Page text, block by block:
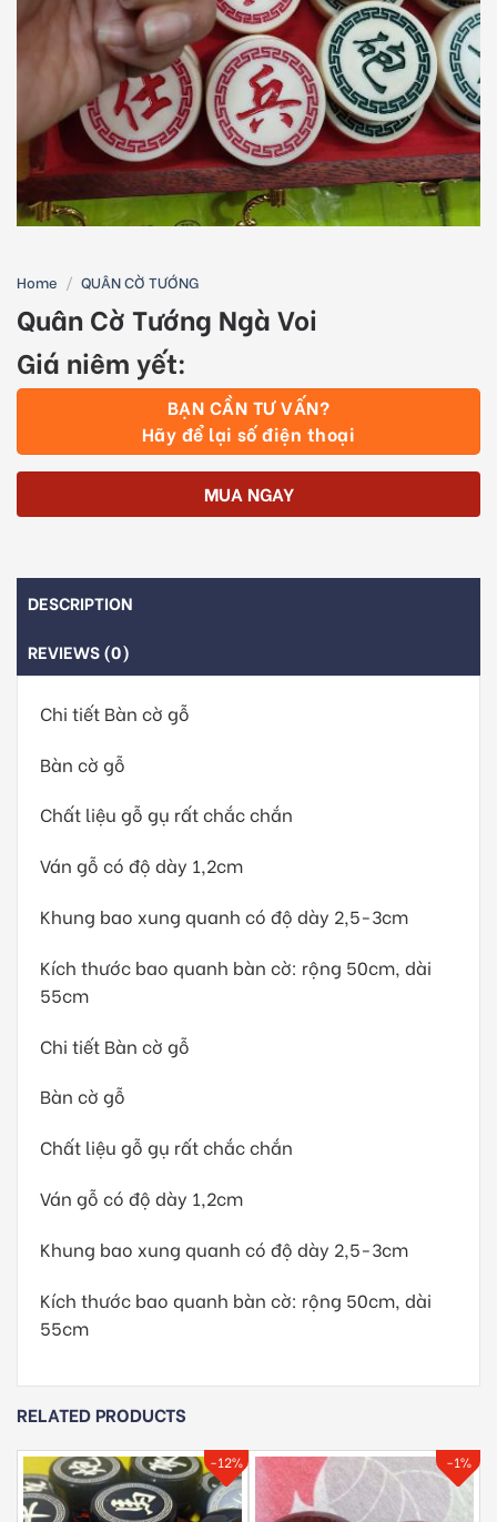
Home / QUÂN CỜ TƯỚNG
Quân Cờ Tướng Ngà Voi
Giá niêm yết:
BẠN CẦN TƯ VẤN?
Hãy để lại số điện thoại
MUA NGAY
DESCRIPTION
REVIEWS (0)
Chi tiết Bàn cờ gỗ
Bàn cờ gỗ
Chất liệu gỗ gụ rất chắc chắn
Ván gỗ có độ dày 1,2cm
Khung bao xung quanh có độ dày 2,5-3cm
Kích thước bao quanh bàn cờ: rộng 50cm, dài
55cm
Chi tiết Bàn cờ gỗ
Bàn cờ gỗ
Chất liệu gỗ gụ rất chắc chắn
Ván gỗ có độ dày 1,2cm
Khung bao xung quanh có độ dày 2,5-3cm
Kích thước bao quanh bàn cờ: rộng 50cm, dài
55cm
RELATED PRODUCTS
-12% -1%